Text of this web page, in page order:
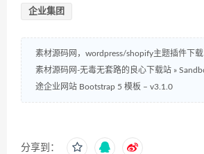
企业集团
素材源码网，wordpress/shopify主题插件下载
素材源码网-无毒无套路的良心下载站 »
途企业网站 Bootstrap 5 模板 – v3.1.0
分享到：